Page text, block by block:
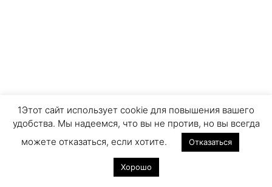
1Этот сайт использует cookie для повышения вашего
удобства. Мы надеемся, что вы не против, но вы всегда
можете отказаться, если хотите.
Отказаться
Хорошо